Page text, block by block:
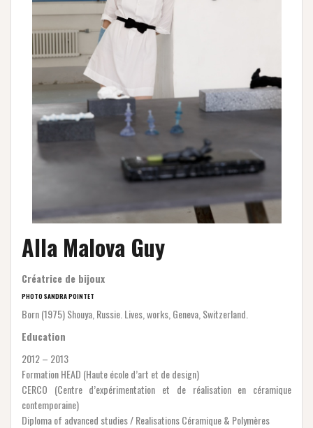
Alla Malova Guy
Créatrice de bijoux
PHOTO SANDRA POINTET
Born (1975) Shouya, Russie. Lives, works, Geneva, Switzerland.
Education
2012 – 2013
Formation HEAD (Haute école d’art et de design)
CERCO (Centre d’expérimentation et de réalisation en céramique
contemporaine)
Diploma of advanced studies / Realisations Céramique & Polymères